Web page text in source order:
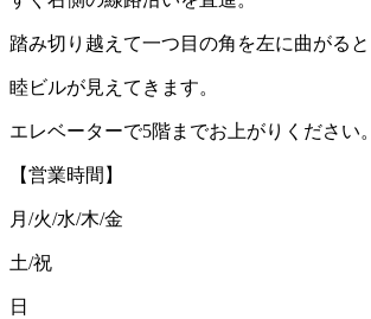
踏み切り越えて一つ目の角を左に曲がると
睦ビルが見えてきます。
エレベーターで5階までお上がりください。
【営業時間】
月/火/水/木/金
土/祝
日